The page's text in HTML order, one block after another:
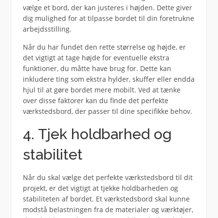
vælge et bord, der kan justeres i højden. Dette giver
dig mulighed for at tilpasse bordet til din foretrukne
arbejdsstilling.
Når du har fundet den rette størrelse og højde, er
det vigtigt at tage højde for eventuelle ekstra
funktioner, du måtte have brug for. Dette kan
inkludere ting som ekstra hylder, skuffer eller endda
hjul til at gøre bordet mere mobilt. Ved at tænke
over disse faktorer kan du finde det perfekte
værkstedsbord, der passer til dine specifikke behov.
4. Tjek holdbarhed og
stabilitet
Når du skal vælge det perfekte værkstedsbord til dit
projekt, er det vigtigt at tjekke holdbarheden og
stabiliteten af bordet. Et værkstedsbord skal kunne
modstå belastningen fra de materialer og værktøjer,